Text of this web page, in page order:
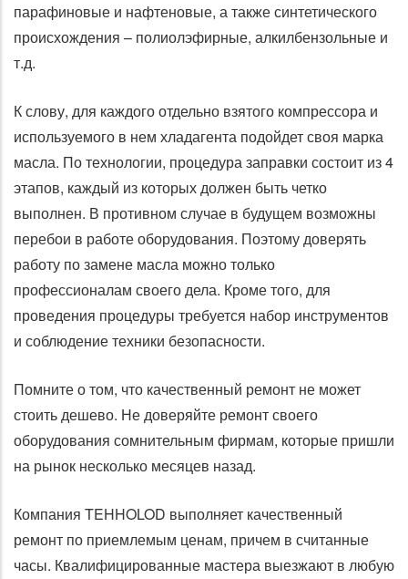
парафиновые и нафтеновые, а также синтетического
происхождения – полиолэфирные, алкилбензольные и
т.д.
К слову, для каждого отдельно взятого компрессора и
используемого в нем хладагента подойдет своя марка
масла. По технологии, процедура заправки состоит из 4
этапов, каждый из которых должен быть четко
выполнен. В противном случае в будущем возможны
перебои в работе оборудования. Поэтому доверять
работу по замене масла можно только
профессионалам своего дела. Кроме того, для
проведения процедуры требуется набор инструментов
и соблюдение техники безопасности.
Помните о том, что качественный ремонт не может
стоить дешево. Не доверяйте ремонт своего
оборудования сомнительным фирмам, которые пришли
на рынок несколько месяцев назад.
Компания TEHHOLOD выполняет качественный
ремонт по приемлемым ценам, причем в считанные
часы. Квалифицированные мастера выезжают в любую